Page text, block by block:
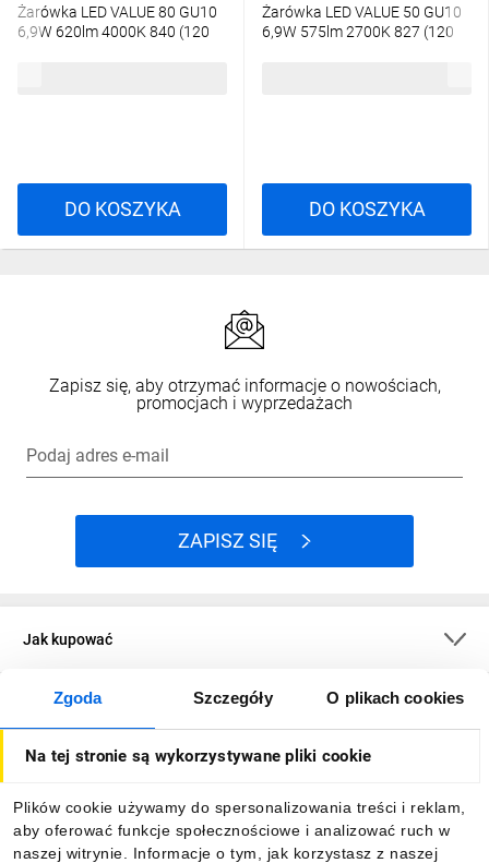
Zgoda Szczegóły O plikach cookies
Na tej stronie są wykorzystywane pliki cookie
Plików cookie używamy do spersonalizowania treści i reklam,
aby oferować funkcje społecznościowe i analizować ruch w
naszej witrynie. Informacje o tym, jak korzystasz z naszej
Żarówka LED VALUE 80 GU10
6,9W 620lm 4000K 840 (120
DO KOSZYKA
Żarówka LED VALUE 50 GU10
6,9W 575lm 2700K 827 (120
DO KOSZYKA
Zapisz się, aby otrzymać informacje o nowościach,
promocjach i wyprzedażach
Podaj adres e-mail
ZAPISZ SIĘ
Jak kupować
O firmie
Informacje